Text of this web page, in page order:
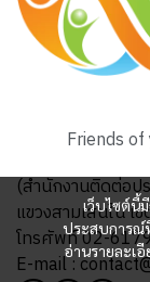
เว็บไซต์นี้
ประสบการณ์
อ่านรายละเอี
Friends
(สำนักงานติดต่อป
แขวงสามเสนใน
โทรศัพท์ 02-
E-mail :